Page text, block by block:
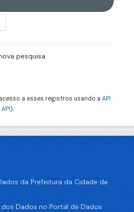
pesquisa.
a esses registros usando a API
).
da Prefeitura da Cidade de
Dados no Portal de Dados